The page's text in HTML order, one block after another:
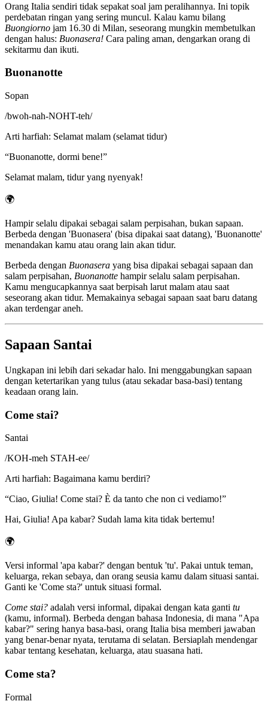
Orang Italia sendiri tidak sepakat soal jam peralihannya. Ini topik
perdebatan ringan yang sering muncul. Kalau kamu bilang
Buongiorno jam 16.30 di Milan, seseorang mungkin membetulkan
dengan halus: Buonasera! Cara paling aman, dengarkan orang di
sekitarmu dan ikuti.
Buonanotte
Sopan
/bwoh-nah-NOHT-teh/
Arti harfiah: Selamat malam (selamat tidur)
“Buonanotte, dormi bene!”
Selamat malam, tidur yang nyenyak!
🌍
Hampir selalu dipakai sebagai salam perpisahan, bukan sapaan.
Berbeda dengan 'Buonasera' (bisa dipakai saat datang), 'Buonanotte'
menandakan kamu atau orang lain akan tidur.
Berbeda dengan Buonasera yang bisa dipakai sebagai sapaan dan
salam perpisahan, Buonanotte hampir selalu salam perpisahan.
Kamu mengucapkannya saat berpisah larut malam atau saat
seseorang akan tidur. Memakainya sebagai sapaan saat baru datang
akan terdengar aneh.
Sapaan Santai
Ungkapan ini lebih dari sekadar halo. Ini menggabungkan sapaan
dengan ketertarikan yang tulus (atau sekadar basa-basi) tentang
keadaan orang lain.
Come stai?
Santai
/KOH-meh STAH-ee/
Arti harfiah: Bagaimana kamu berdiri?
“Ciao, Giulia! Come stai? È da tanto che non ci vediamo!”
Hai, Giulia! Apa kabar? Sudah lama kita tidak bertemu!
🌍
Versi informal 'apa kabar?' dengan bentuk 'tu'. Pakai untuk teman,
keluarga, rekan sebaya, dan orang seusia kamu dalam situasi santai.
Ganti ke 'Come sta?' untuk situasi formal.
Come stai? adalah versi informal, dipakai dengan kata ganti tu
(kamu, informal). Berbeda dengan bahasa Indonesia, di mana "Apa
kabar?" sering hanya basa-basi, orang Italia bisa memberi jawaban
yang benar-benar nyata, terutama di selatan. Bersiaplah mendengar
kabar tentang kesehatan, keluarga, atau suasana hati.
Come sta?
Formal